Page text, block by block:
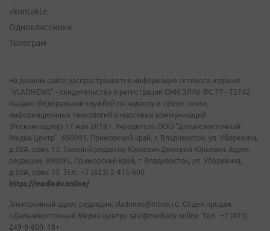
vkontakte
Одноклассники
Телеграм
На данном сайте распространяется информация сетевого издания
"VLADNEWS" - свидетельство о регистрации СМИ ЭЛ № ФС 77 - 72742,
выдано Федеральной службой по надзору в сфере связи,
информационных технологий и массовых коммуникаций
(Роскомнадзор) 17 мая 2018 г. Учредитель ООО "Дальневосточный
Медиа Центр". 690091, Приморский край, г. Владивосток, ул. Уборевича,
д.20А, офис 13. Главный редактор Юркевич Дмитрий Юрьевич. Адрес
редакции: 690091, Приморский край, г. Владивосток, ул. Уборевича,
д.20А, офис 13. Тел.: +7 (423) 2-415-600.
https://mediadv.online/
Электронный адрес редакции: vladnews@inbox.ru. Отдел продаж
«Дальневосточный Медиа Центр» sale@mediadv.online. Тел.: +7 (423)
249-8-800. 18+